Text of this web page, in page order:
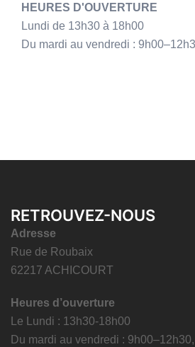
HEURES D'OUVERTURE
Lundi de 13h30 à 18h00
Du mardi au vendredi :
RETROUVEZ-NOUS
Adresse
Rue de Roubaix
62217 ACHICOURT
Heures d’ouverture
Le Lundi : 13h30-18h00
Du mardi au vendredi :